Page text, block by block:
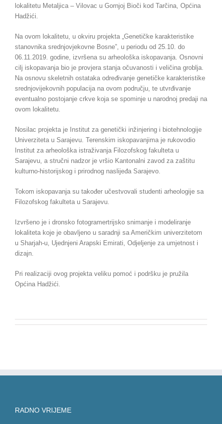
lokalitetu Metaljica – Vilovac u Gornjoj Bioči kod Tarčina, Općina
Hadžići.
Na ovom lokalitetu, u okviru projekta „Genetičke karakteristike
stanovnika srednjovjekovne Bosne”, u periodu od 25.10. do
06.11.2019. godine, izvršena su arheološka iskopavanja. Osnovni
cilj iskopavanja bio je provjera stanja očuvanosti i veličina groblja.
Na osnovu skeletnih ostataka određivanje genetičke karakteristike
srednjovijekovnih populacija na ovom području, te utvrđivanje
eventualno postojanje crkve koja se spominje u narodnoj predaji na
ovom lokalitetu.
Nosilac projekta je Institut za genetički inžinjering i biotehnologije
Univerziteta u Sarajevu. Terenskim iskopavanjima je rukovodio
Institut za arheološka istraživanja Filozofskog fakulteta u
Sarajevu, a stručni nadzor je vršio Kantonalni zavod za zaštitu
kulturno-historijskog i prirodnog naslijeđa Sarajevo.
Tokom iskopavanja su također učestvovali studenti arheologije sa
Filozofskog fakulteta u Sarajevu.
Izvršeno je i dronsko fotogramertrijsko snimanje i modeliranje
lokaliteta koje je obavljeno u saradnji sa Američkim univerzitetom
u Sharjah-u, Ujednjeni Arapski Emirati, Odjeljenje za umjetnost i
dizajn.
Pri realizaciji ovog projekta veliku pomoć i podršku je pružila
Općina Hadžići.
RADNO VRIJEME